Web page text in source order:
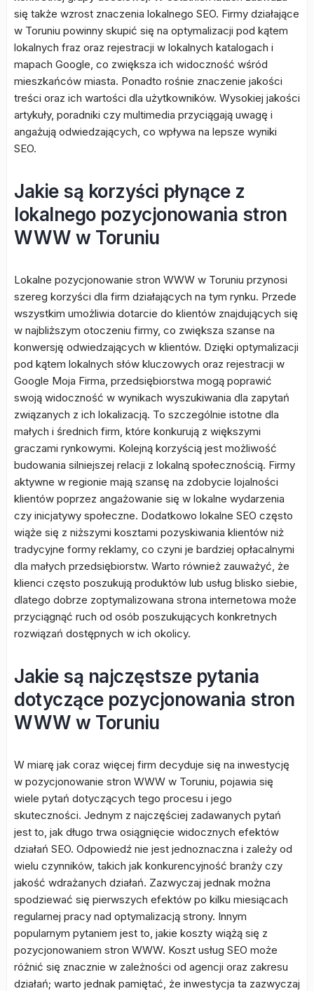
się także wzrost znaczenia lokalnego SEO. Firmy działające
w Toruniu powinny skupić się na optymalizacji pod kątem
lokalnych fraz oraz rejestracji w lokalnych katalogach i
mapach Google, co zwiększa ich widoczność wśród
mieszkańców miasta. Ponadto rośnie znaczenie jakości
treści oraz ich wartości dla użytkowników. Wysokiej jakości
artykuły, poradniki czy multimedia przyciągają uwagę i
angażują odwiedzających, co wpływa na lepsze wyniki
SEO.
Jakie są korzyści płynące z
lokalnego pozycjonowania stron
WWW w Toruniu
Lokalne pozycjonowanie stron WWW w Toruniu przynosi
szereg korzyści dla firm działających na tym rynku. Przede
wszystkim umożliwia dotarcie do klientów znajdujących się
w najbliższym otoczeniu firmy, co zwiększa szanse na
konwersję odwiedzających w klientów. Dzięki optymalizacji
pod kątem lokalnych słów kluczowych oraz rejestracji w
Google Moja Firma, przedsiębiorstwa mogą poprawić
swoją widoczność w wynikach wyszukiwania dla zapytań
związanych z ich lokalizacją. To szczególnie istotne dla
małych i średnich firm, które konkurują z większymi
graczami rynkowymi. Kolejną korzyścią jest możliwość
budowania silniejszej relacji z lokalną społecznością. Firmy
aktywne w regionie mają szansę na zdobycie lojalności
klientów poprzez angażowanie się w lokalne wydarzenia
czy inicjatywy społeczne. Dodatkowo lokalne SEO często
wiąże się z niższymi kosztami pozyskiwania klientów niż
tradycyjne formy reklamy, co czyni je bardziej opłacalnymi
dla małych przedsiębiorstw. Warto również zauważyć, że
klienci często poszukują produktów lub usług blisko siebie,
dlatego dobrze zoptymalizowana strona internetowa może
przyciągnąć ruch od osób poszukujących konkretnych
rozwiązań dostępnych w ich okolicy.
Jakie są najczęstsze pytania
dotyczące pozycjonowania stron
WWW w Toruniu
W miarę jak coraz więcej firm decyduje się na inwestycję
w pozycjonowanie stron WWW w Toruniu, pojawia się
wiele pytań dotyczących tego procesu i jego
skuteczności. Jednym z najczęściej zadawanych pytań
jest to, jak długo trwa osiągnięcie widocznych efektów
działań SEO. Odpowiedź nie jest jednoznaczna i zależy od
wielu czynników, takich jak konkurencyjność branży czy
jakość wdrażanych działań. Zazwyczaj jednak można
spodziewać się pierwszych efektów po kilku miesiącach
regularnej pracy nad optymalizacją strony. Innym
popularnym pytaniem jest to, jakie koszty wiążą się z
pozycjonowaniem stron WWW. Koszt usług SEO może
różnić się znacznie w zależności od agencji oraz zakresu
działań; warto jednak pamiętać, że inwestycja ta zazwyczaj